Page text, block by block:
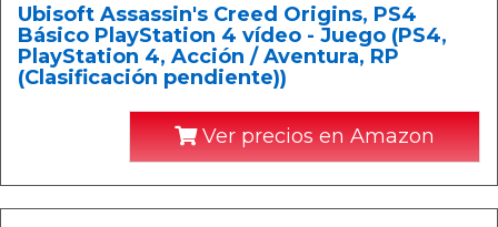
Ubisoft Assassin's Creed Origins, PS4
Básico PlayStation 4 vídeo - Juego (PS4,
PlayStation 4, Acción / Aventura, RP
(Clasificación pendiente))
Ver precios en Amazon